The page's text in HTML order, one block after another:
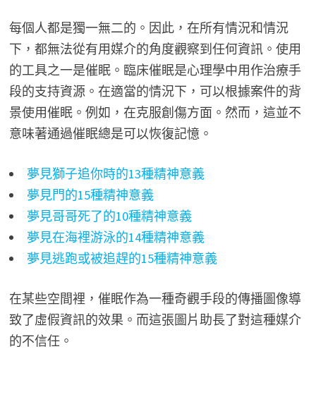
每個人都是獨一無二的。因此，在所有情況和情況
下，都無法從有用媒介的角度觀察到任何資訊。使用
的工具之一是催眠。臨床催眠是心理學中用作治療手
段的支持資源。在適當的情況下，可以根據案件的背
景使用催眠。例如，在克服創傷方面。然而，這並不
意味著通過催眠總是可以恢復記憶。
夢見獅子追你時的13種精神意義
夢見門的15種精神意義
夢見哥哥死了的10種精神意義
夢見在海裡游泳的14種精神意義
夢見逃跑或被追趕的15種精神意義
在某些空間裡，催眠作為一種奇觀手段的傳播圖像導
致了虛假資訊的效果。而這張圖片助長了對這種媒介
的不信任。